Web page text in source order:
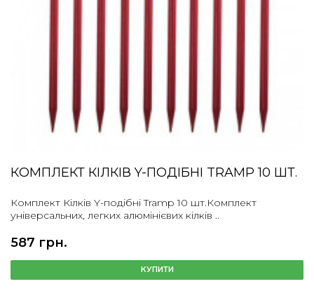
КОМПЛЕКТ КІЛКІВ Y-ПОДІБНІ TRAMP 10 ШТ.
Комплект Кілків Y-подібні Tramp 10 шт.Комплект
універсальних, легких алюмінієвих кілків ..
587 грн.
КУПИТИ